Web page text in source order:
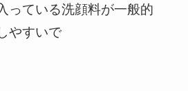
っている洗顔料が一般的
やすいで
。